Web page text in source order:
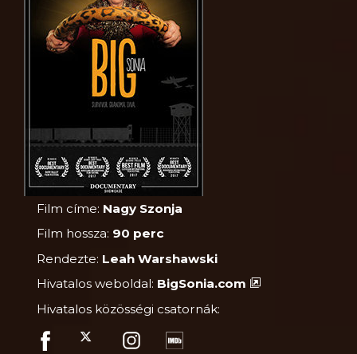
Film címe: Nagy Szonja
Film hossza: 90 perc
Rendezte: Leah Warshawski
Hivatalos weboldal: BigSonia.com
Hivatalos közösségi csatornák: